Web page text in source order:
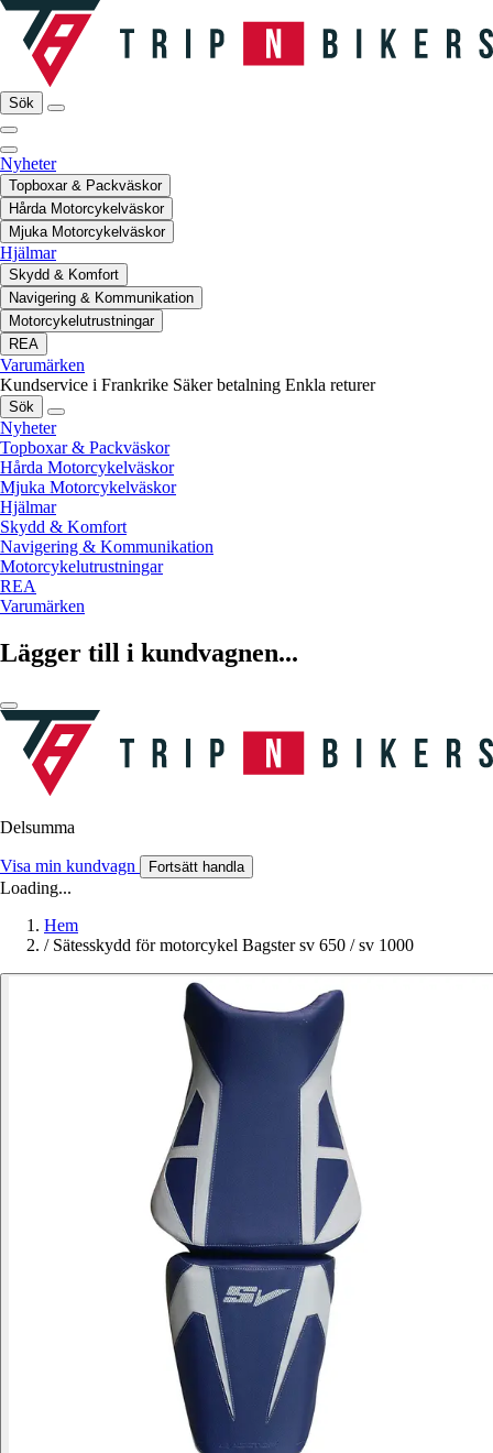
Sök
Nyheter
Topboxar & Packväskor
Hårda Motorcykelväskor
Mjuka Motorcykelväskor
Hjälmar
Skydd & Komfort
Navigering & Kommunikation
Motorcykelutrustningar
REA
Varumärken
Kundservice i Frankrike Säker betalning Enkla returer
Sök
Nyheter
Topboxar & Packväskor
Hårda Motorcykelväskor
Mjuka Motorcykelväskor
Hjälmar
Skydd & Komfort
Navigering & Kommunikation
Motorcykelutrustningar
REA
Varumärken
Lägger till i kundvagnen...
Delsumma
Visa min kundvagn Fortsätt handla
Loading...
Hem
/ Sätesskydd för motorcykel Bagster sv 650 / sv 1000